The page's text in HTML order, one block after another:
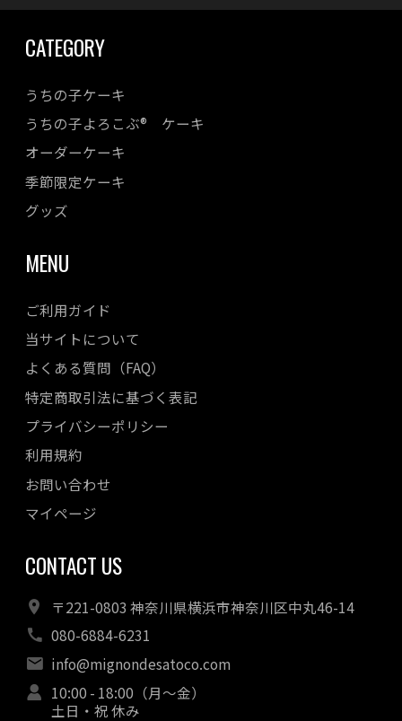
2023年09月
2023年08月
2023年06月
2023年05月
2023年04月
2023年03月
2023年02月
2022年12月
2022年10月
2022年08月
2022年07月
2022年06月
2022年05月
2022年04月
CATEGORY
うちの子ケーキ
うちの子よろこぶ® ケーキ
オーダーケーキ
季節限定ケーキ
グッズ
MENU
ご利用ガイド
当サイトについて
よくある質問（FAQ）
特定商取引法に基づく表記
プライバシーポリシー
利用規約
お問い合わせ
マイページ
CONTACT US
〒221-0803 神奈川県横浜市神奈川区中丸46-14
080-6884-6231
info@mignondesatoco.com
10:00 - 18:00（月～金）
土日・祝 休み